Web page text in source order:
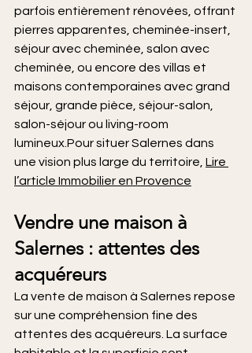
parfois entièrement rénovées, offrant
pierres apparentes, cheminée-insert,
séjour avec cheminée, salon avec
cheminée, ou encore des villas et
maisons contemporaines avec grand
séjour, grande pièce, séjour-salon,
salon-séjour ou living-room
lumineux.Pour situer Salernes dans
une vision plus large du territoire, Lire
l’article Immobilier en Provence
Vendre une maison à
Salernes : attentes des
acquéreurs
La vente de maison à Salernes repose
sur une compréhension fine des
attentes des acquéreurs. La surface